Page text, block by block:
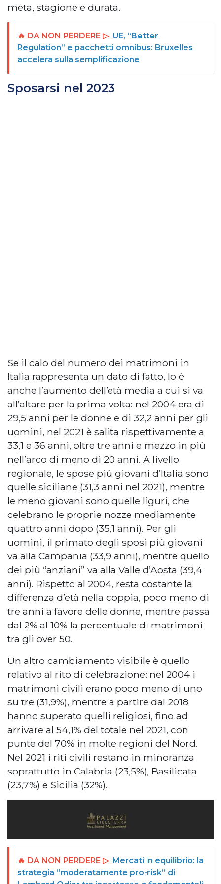
meta, stagione e durata.
🔥 DA NON PERDERE ▷ UE, “Better
Regulation” e pacchetti omnibus: Bruxelles
accelera sulla semplificazione
Sposarsi nel 2023
Se il calo del numero dei matrimoni in
Italia rappresenta un dato di fatto, lo è
anche l’aumento dell’età media a cui si va
all’altare per la prima volta: nel 2004 era di
29,5 anni per le donne e di 32,2 anni per gli
uomini, nel 2021 è salita rispettivamente a
33,1 e 36 anni, oltre tre anni e mezzo in più
nell’arco di meno di 20 anni. A livello
regionale, le spose più giovani d’Italia sono
quelle siciliane (31,3 anni nel 2021), mentre
le meno giovani sono quelle liguri, che
celebrano le proprie nozze mediamente
quattro anni dopo (35,1 anni). Per gli
uomini, il primato degli sposi più giovani
va alla Campania (33,9 anni), mentre quello
dei più “anziani” va alla Valle d’Aosta (39,4
anni). Rispetto al 2004, resta costante la
differenza d’età nella coppia, poco meno di
tre anni a favore delle donne, mentre passa
dal 2% al 10% la percentuale di matrimoni
tra gli over 50.
Un altro cambiamento visibile è quello
relativo al rito di celebrazione: nel 2004 i
matrimoni civili erano poco meno di uno
su tre (31,9%), mentre a partire dal 2018
hanno superato quelli religiosi, fino ad
arrivare al 54,1% del totale nel 2021, con
punte del 70% in molte regioni del Nord.
Nel 2021 i riti civili restano in minoranza
soprattutto in Calabria (23,5%), Basilicata
(23,7%) e Sicilia (32%).
🔥 DA NON PERDERE ▷ Mercati in equilibrio: la
strategia “moderatamente pro-risk” di